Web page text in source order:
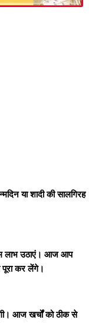
या शादी की सालगिरह
लाभ उठाएं। आज आप
पूरा कर लेंगे।
आज खर्चों को ठीक से